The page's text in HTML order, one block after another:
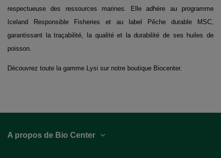
respectueuse des ressources marines. Elle adhère au programme
Iceland Responsible Fisheries et au label Pêche durable MSC,
garantissant la traçabilité, la qualité et la durabilité de ses huiles de
poisson.
Découvrez toute la gamme Lysi sur notre boutique Biocenter.
A propos de Bio Center